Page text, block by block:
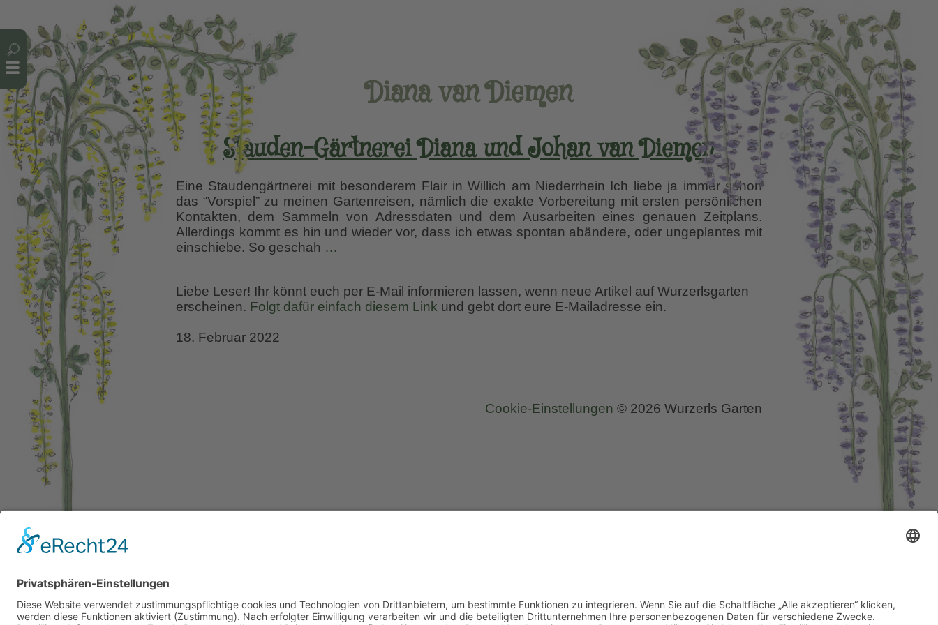
Diana van Diemen
Stauden-Gärtnerei Diana und Johan van Diemen
Eine Staudengärtnerei mit besonderem Flair in Willich am Niederrhein Ich liebe ja immer schon
das “Vorspiel” zu meinen Gartenreisen, nämlich die exakte Vorbereitung mit ersten persönlichen
Kontakten, dem Sammeln von Adressdaten und dem Ausarbeiten eines genauen Zeitplans.
Allerdings kommt es hin und wieder vor, dass ich etwas spontan abändere, oder ungeplantes mit
einschiebe. So geschah …
und
Johan
Liebe Leser! Ihr könnt euch per E-Mail informieren lassen, wenn neue Artikel auf Wurzerlsgarten
erscheinen. Folgt dafür einfach diesem Link und gebt dort eure E-Mailadresse ein.
18. Februar 2022
Cookie-Einstellungen © 2026 Wurzerls Garten
Cookie-Einstellungen